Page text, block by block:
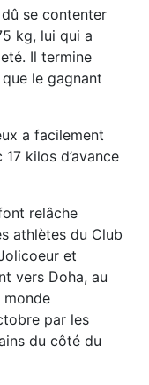
se contenter
kg, lui qui a
Il termine
le gagnant
a facilement
kilos d’avance
relâche
athlètes du Club
et
vers Doha, au
monde
par les
du côté du